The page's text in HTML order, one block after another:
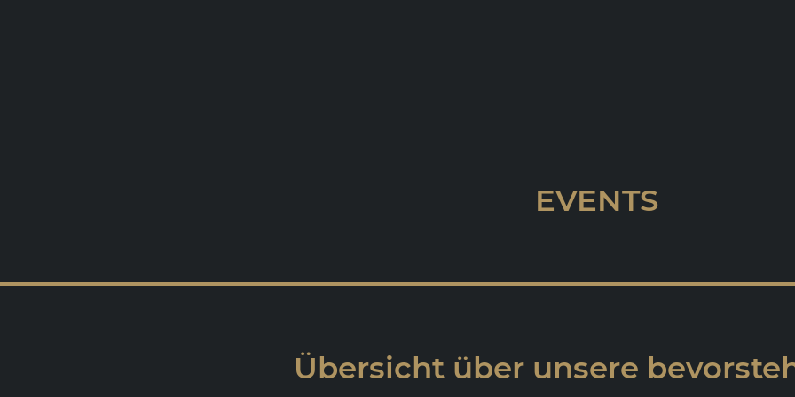
EVENTS
Übersicht über unsere